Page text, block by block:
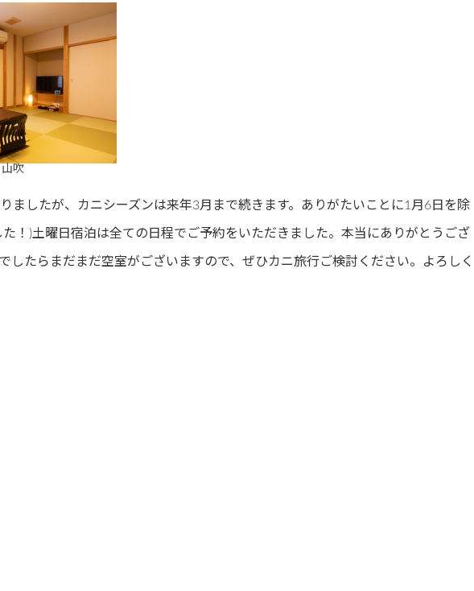
吹
ましたが、カニシーズンは来年3月まで続きます。ありがたいことに1月6日を除
！)土曜日宿泊は全ての日程でご予約をいただきました。本当にありがとうござ
したらまだまだ空室がございますので、ぜひカニ旅行ご検討ください。よろしく